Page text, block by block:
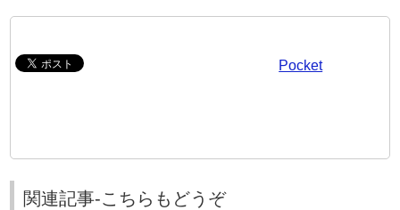
Pocket
関連記事-こちらもどうぞ